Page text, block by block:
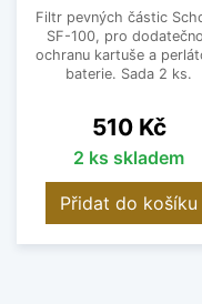
Filtr pevných částic
SF-100, pro
ochranu kartuše a
baterie. Sada 2 ks.
Cena
510 Kč
2 ks skladem
Přidat do košíku